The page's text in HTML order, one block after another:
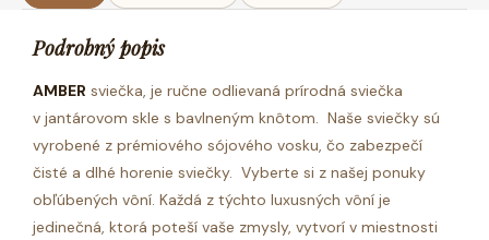
Podrobný popis
AMBER sviečka, je ručne odlievaná prírodná sviečka
v jantárovom skle s bavlneným knôtom. Naše sviečky sú
vyrobené z prémiového sójového vosku, čo zabezpečí
čisté a dlhé horenie sviečky. Vyberte si z našej ponuky
obľúbených vôní. Každá z týchto luxusných vôní je
jedinečná, ktorá poteší vaše zmysly, vytvorí v miestnosti